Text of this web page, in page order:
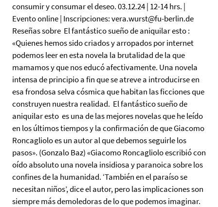
consumir y consumar el deseo. 03.12.24 | 12-14 hrs. |
Evento online | Inscripciones: vera.wurst@fu-berlin.de
Reseñas sobre El fantástico sueño de aniquilar esto :
«Quienes hemos sido criados y arropados por internet
podemos leer en esta novela la brutalidad de la que
mamamos y que nos educó afectivamente. Una novela
intensa de principio a fin que se atreve a introducirse en
esa frondosa selva cósmica que habitan las ficciones que
construyen nuestra realidad. El fantástico sueño de
aniquilar esto es una de las mejores novelas que he leído
en los últimos tiempos y la confirmación de que Giacomo
Roncagliolo es un autor al que debemos seguirle los
pasos». (Gonzalo Baz) «Giacomo Roncagliolo escribió con
oído absoluto una novela insidiosa y paranoica sobre los
confines de la humanidad. ‘También en el paraíso se
necesitan niños’, dice el autor, pero las implicaciones son
siempre más demoledoras de lo que podemos imaginar.